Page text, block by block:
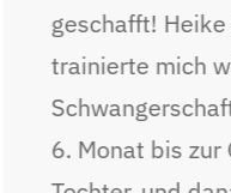
geschafft!
trainierte mich
6. Monat bis